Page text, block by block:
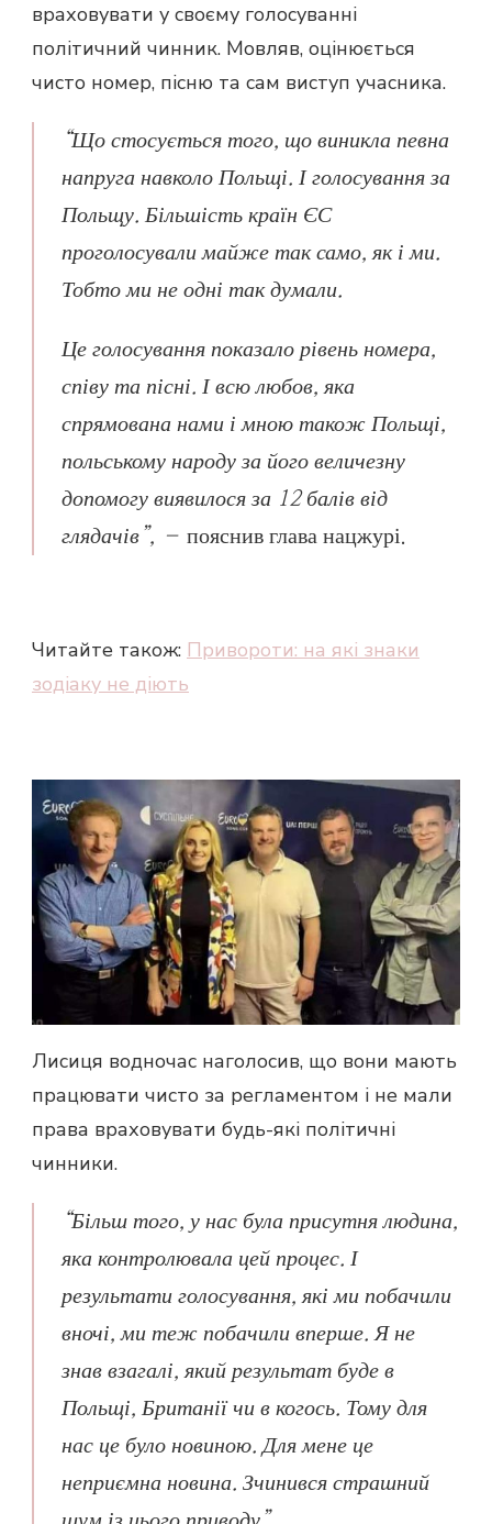
враховувати у своєму голосуванні
політичний чинник. Мовляв, оцінюється
чисто номер, пісню та сам виступ учасника.
“Що стосується того, що виникла певна
напруга навколо Польщі. І голосування за
Польщу. Більшість країн ЄС
проголосували майже так само, як і ми.
Тобто ми не одні так думали.
Це голосування показало рівень номера,
співу та пісні. І всю любов, яка
спрямована нами і мною також Польщі,
польському народу за його величезну
допомогу виявилося за 12 балів від
глядачів”, – пояснив глава нацжурі.
Читайте також: Привороти: на які знаки
зодіаку не діють
Лисиця водночас наголосив, що вони мають
працювати чисто за регламентом і не мали
права враховувати будь-які політичні
чинники.
“Більш того, у нас була присутня людина,
яка контролювала цей процес. І
результати голосування, які ми побачили
вночі, ми теж побачили вперше. Я не
знав взагалі, який результат буде в
Польщі, Британії чи в когось. Тому для
нас це було новиною. Для мене це
неприємна новина. Зчинився страшний